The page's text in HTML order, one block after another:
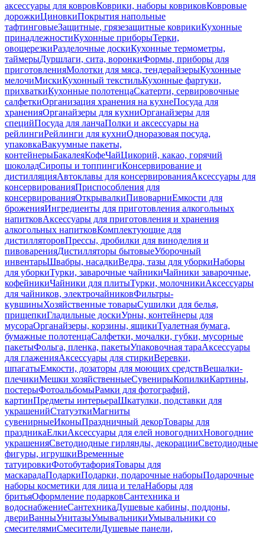
аксессуары для ковровКоврики, наборы ковриковКовровые
дорожкиЦиновкиПокрытия напольные
тафтинговыеЗащитные, грязезащитные коврикиКухонные
принадлежностиКухонные приборыТерки,
овощерезкиРазделочные доскиКухонные термометры,
таймерыДуршлаги, сита, воронкиФормы, приборы для
приготовленияМолотки для мяса, тендерайзерыКухонные
мелочиМискиКухонный текстильКухонные фартуки,
прихваткиКухонные полотенцаСкатерти, сервировочные
салфеткиОрганизация хранения на кухнеПосуда для
храненияОрганайзеры для кухниОрганайзеры для
специйПосуда для ланчаПолки и аксессуары на
рейлингиРейлинги для кухниОдноразовая посуда,
упаковкаВакуумные пакеты,
контейнерыБакалеяКофеЧайЦикорий, какао, горячий
шоколадСиропы и топпингиКонсервирование и
дистилляцияАвтоклавы для консервированияАксессуары для
консервированияПриспособления для
консервированияОткрывалкиПивоварниЕмкости для
броженияИнгредиенты для приготовления алкогольных
напитковАксессуары для приготовления и хранения
алкогольных напитковКомплектующие для
дистилляторовПрессы, дробилки для виноделия и
пивоваренияДистилляторы бытовыеУборочный
инвентарьШвабры, насадкиВедра, тазы для уборкиНаборы
для уборкиТурки, заварочные чайникиЧайники заварочные,
кофейникиЧайники для плитыТурки, молочникиАксессуары
для чайников, электрочайниковФильтры-
кувшиныХозяйственные товарыСушилки для белья,
прищепкиГладильные доскиУрны, контейнеры для
мусораОрганайзеры, корзины, ящикиТуалетная бумага,
бумажные полотенцаСалфетки, мочалки, губки, мусорные
пакетыФольга, пленка, пакетыУпаковочная тараАксессуары
для глаженияАксессуары для стиркиВеревки,
шпагатыЕмкости, дозаторы для моющих средствВешалки-
плечикиМешки хозяйственныеСувенирыКопилкиКартины,
постерыФотоальбомыРамки для фотографий,
картинПредметы интерьераШкатулки, подставки для
украшенийСтатуэткиМагниты
сувенирныеИконыПраздничный декорТовары для
праздникаЕлкиАксессуары для елей новогоднихНовогодние
украшенияСветодиодные гирлянды, декорацииСветодиодные
фигуры, игрушкиВременные
татуировкиФотобутафорияТовары для
маскарадаПодаркиПодарки, подарочные наборыПодарочные
наборы косметики для лица и телаНаборы для
бритьяОформление подарковСантехника и
водоснабжениеСантехникаДушевые кабины, поддоны,
двериВанныУнитазыУмывальникиУмывальники со
смесителямиСмесителиДушевые панели,